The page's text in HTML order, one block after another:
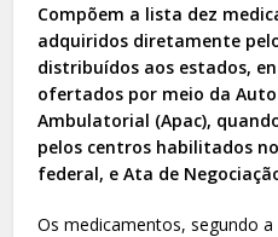
Compõem a lista dez
adquiridos diretamente
distribuídos aos estados,
ofertados por meio da
Ambulatorial (Apac),
pelos centros habilitados
federal, e Ata de
Os medicamentos, segundo